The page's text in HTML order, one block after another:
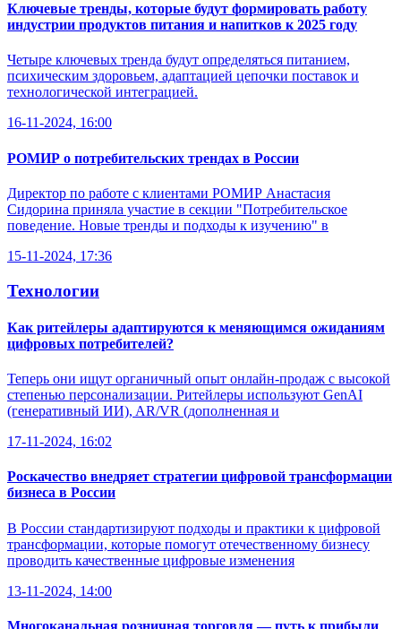
Ключевые тренды, которые будут формировать работу
индустрии продуктов питания и напитков к 2025 году
Четыре ключевых тренда будут определяться питанием,
психическим здоровьем, адаптацией цепочки поставок и
технологической интеграцией.
16-11-2024, 16:00
РОМИР о потребительских трендах в России
Директор по работе с клиентами РОМИР Анастасия
Сидорина приняла участие в секции "Потребительское
поведение. Новые тренды и подходы к изучению" в
15-11-2024, 17:36
Технологии
Как ритейлеры адаптируются к меняющимся ожиданиям
цифровых потребителей?
Теперь они ищут органичный опыт онлайн-продаж с высокой
степенью персонализации. Ритейлеры используют GenAI
(генеративный ИИ), AR/VR (дополненная и
17-11-2024, 16:02
Роскачество внедряет стратегии цифровой трансформации
бизнеса в России
В России стандартизируют подходы и практики к цифровой
трансформации, которые помогут отечественному бизнесу
проводить качественные цифровые изменения
13-11-2024, 14:00
Многоканальная розничная торговля — путь к прибыли